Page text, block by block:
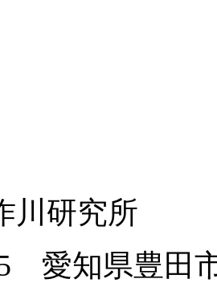
川研究所
愛知県豊田